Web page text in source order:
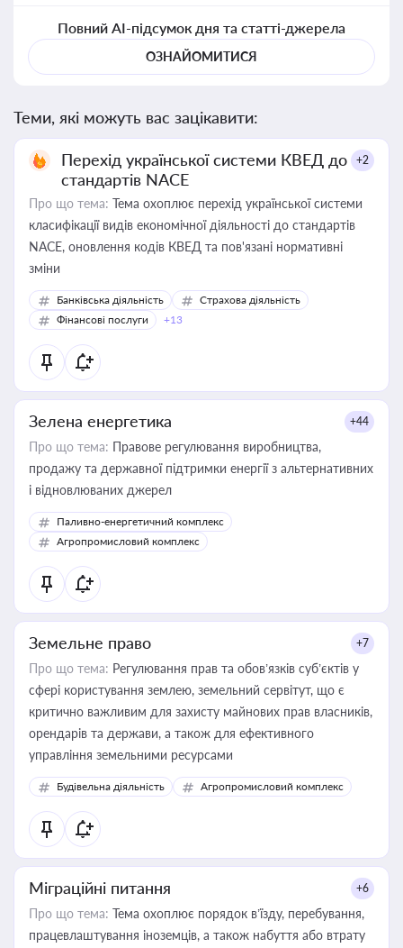
Повний AI-підсумок дня та статті-джерела
ОЗНАЙОМИТИСЯ
Теми, які можуть вас зацікавити:
Перехід української системи КВЕД до
стандартів NACE
+2
Про що тема: Тема охоплює перехід української системи
класифікації видів економічної діяльності до стандартів
NACE, оновлення кодів КВЕД та пов'язані нормативні
зміни
Банківська діяльність
Страхова діяльність
Фінансові послуги
+13
Зелена енергетика +44
Про що тема: Правове регулювання виробництва,
продажу та державної підтримки енергії з альтернативних
і відновлюваних джерел
Паливно-енергетичний комплекс
Агропромисловий комплекс
Земельне право +7
Про що тема: Регулювання прав та обов’язків суб’єктів у
сфері користування землею, земельний сервітут, що є
критично важливим для захисту майнових прав власників,
орендарів та держави, а також для ефективного
управління земельними ресурсами
Будівельна діяльність Агропромисловий комплекс
Міграційні питання +6
Про що тема: Тема охоплює порядок в’їзду, перебування,
працевлаштування іноземців, а також набуття або втрату